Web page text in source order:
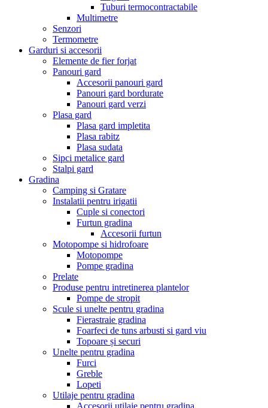
Tuburi termocontractabile
Multimetre
Senzori
Termometre
Garduri si accesorii
Elemente de fier forjat
Panouri gard
Accesorii panouri gard
Panouri gard bordurate
Panouri gard verzi
Plasa gard
Plasa gard impletita
Plasa rabitz
Plasa sudata
Sipci metalice gard
Stalpi gard
Gradina
Camping si Gratare
Instalatii pentru irigatii
Cuple si conectori
Furtun gradina
Accesorii furtun
Motopompe si hidrofoare
Motopompe
Pompe gradina
Prelate
Produse pentru intretinerea plantelor
Pompe de stropit
Scule si unelte pentru gradina
Fierastraie gradina
Foarfeci de tuns arbusti si gard viu
Topoare și securi
Unelte pentru gradina
Furci
Greble
Lopeti
Utilaje pentru gradina
Accesorii utilaje pentru gradina